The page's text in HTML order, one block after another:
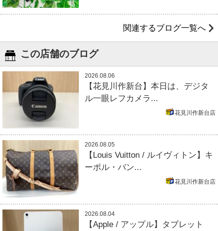
関連するブログ一覧へ
この店舗のブログ
2026.08.06
【花見川作新台】本日は、デジタ
ル一眼レフカメラ...
花見川作新台店
2026.08.05
【Louis Vuitton / ルイヴィトン】キ
ーポル・バン...
花見川作新台店
2026.08.04
【Apple / アップル】タブレット